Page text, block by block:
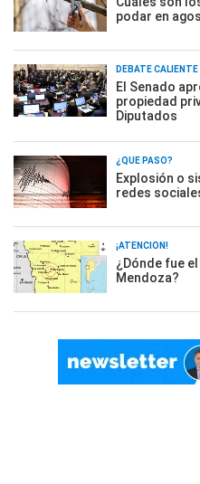
podar en
DEBATE CALIENTE
El Senado
propiedad
Diputados
¿QUÉ PASÓ?
Explosión o
redes
¡ATENCIÓN!
¿Dónde fue
Mendoza?